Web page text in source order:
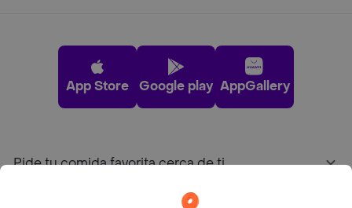
App Store Google play AppGallery
Pide tu comida favorita cerca de ti